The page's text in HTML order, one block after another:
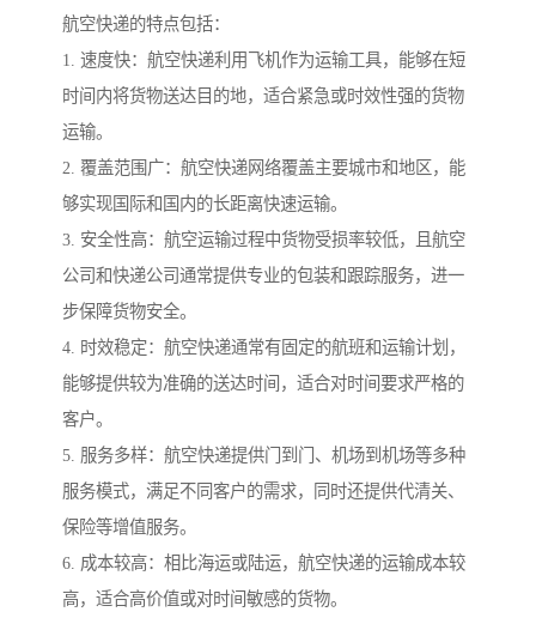
航空快递的特点包括：
1. 速度快：航空快递利用飞机作为运输工具，能够在短
时间内将货物送达目的地，适合紧急或时效性强的货物
运输。
2. 覆盖范围广：航空快递网络覆盖主要城市和地区，能
够实现国际和国内的长距离快速运输。
3. 安全性高：航空运输过程中货物受损率较低，且航空
公司和快递公司通常提供专业的包装和跟踪服务，进一
步保障货物安全。
4. 时效稳定：航空快递通常有固定的航班和运输计划，
能够提供较为准确的送达时间，适合对时间要求严格的
客户。
5. 服务多样：航空快递提供门到门、机场到机场等多种
服务模式，满足不同客户的需求，同时还提供代清关、
保险等增值服务。
6. 成本较高：相比海运或陆运，航空快递的运输成本较
高，适合高价值或对时间敏感的货物。